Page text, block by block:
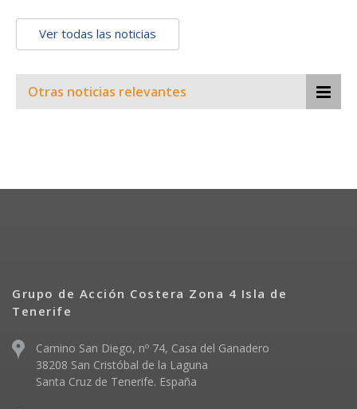
Ver todas las noticias
Otras noticias relevantes
Grupo de Acción Costera Zona 4 Isla de
Tenerife
Camino San Diego, nº 74, Casa del Ganadero
38208 San Cristóbal de la Laguna
Santa Cruz de Tenerife. España